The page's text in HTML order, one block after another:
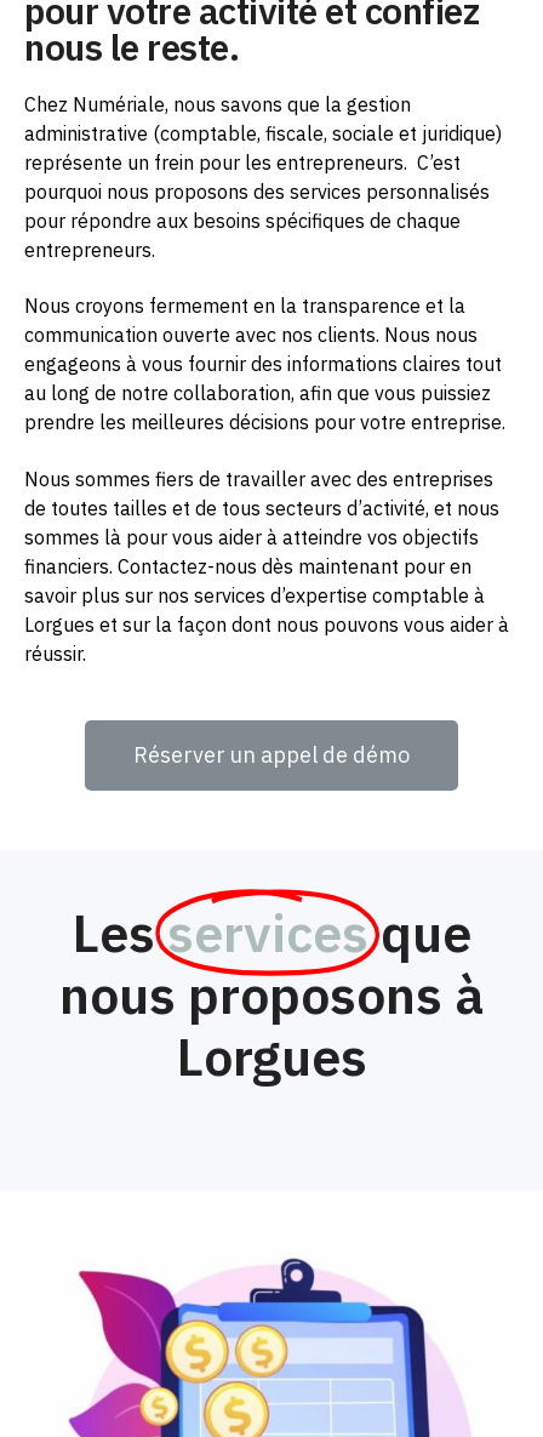
pour votre activité et confiez
nous le reste.
Chez Numériale, nous savons que la gestion
administrative (comptable, fiscale, sociale et juridique)
représente un frein pour les entrepreneurs. C’est
pourquoi nous proposons des services personnalisés
pour répondre aux besoins spécifiques de chaque
entrepreneurs.
Nous croyons fermement en la transparence et la
communication ouverte avec nos clients. Nous nous
engageons à vous fournir des informations claires tout
au long de notre collaboration, afin que vous puissiez
prendre les meilleures décisions pour votre entreprise.
Nous sommes fiers de travailler avec des entreprises
de toutes tailles et de tous secteurs d’activité, et nous
sommes là pour vous aider à atteindre vos objectifs
financiers. Contactez-nous dès maintenant pour en
savoir plus sur nos services d’expertise comptable à
Lorgues et sur la façon dont nous pouvons vous aider à
réussir.
Réserver un appel de démo
Lesservices que
nous proposons à
Lorgues